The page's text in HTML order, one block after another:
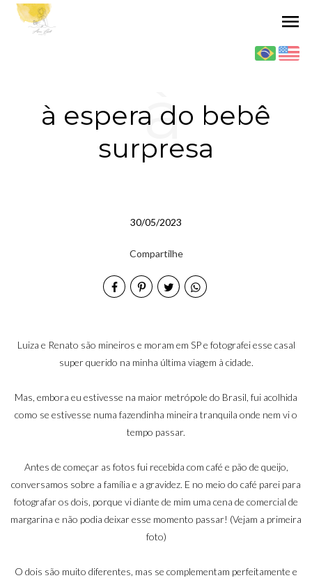
menu
à espera do bebê
surpresa
à
espera
do
bebê
surpres
a
30/05/2023
Compartilhe
Luiza e Renato são mineiros e moram em SP e fotografei esse casal
super querido na minha última viagem à cidade.
Mas, embora eu estivesse na maior metrópole do Brasil, fui acolhida
como se estivesse numa fazendinha mineira tranquila onde nem vi o
tempo passar.
Antes de começar as fotos fui recebida com café e pão de queijo,
conversamos sobre a família e a gravidez. E no meio do café parei para
fotografar os dois, porque vi diante de mim uma cena de comercial de
margarina e não podia deixar esse momento passar! (Vejam a primeira
foto)
O dois são muito diferentes, mas se complementam perfeitamente e